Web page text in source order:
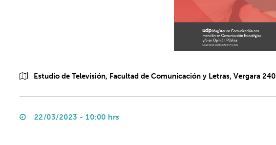
Estudio de Televisión, Facultad de Comunicación y Letras, Vergara 240
22/03/2023 - 10:00 hrs